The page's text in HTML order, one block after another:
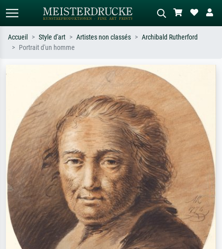
Recherchez par artiste, titre ou style –
ex. Monet, Nuit étoilée,
impressionnisme, vague de Hokusai,
Décrivez la scène – ex. prairie verte,
abstrait avec beaucoup de rouge,
tableau sombre, nu debout près d'un
arbre.
Accueil Style d'art Artistes non classés
Archibald Rutherford
Portrait d'un homme